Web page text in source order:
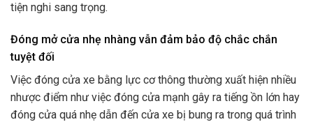
tiện nghi sang trọng.
Đóng mở cửa nhẹ nhàng vẫn đảm bảo độ chắc chắn
tuyệt đối
Việc đóng cửa xe bằng lực cơ thông thường xuất hiện nhiều
nhược điểm như việc đóng cửa mạnh gây ra tiếng ồn lớn hay
đóng cửa quá nhẹ dẫn đến cửa xe bị bung ra trong quá trình